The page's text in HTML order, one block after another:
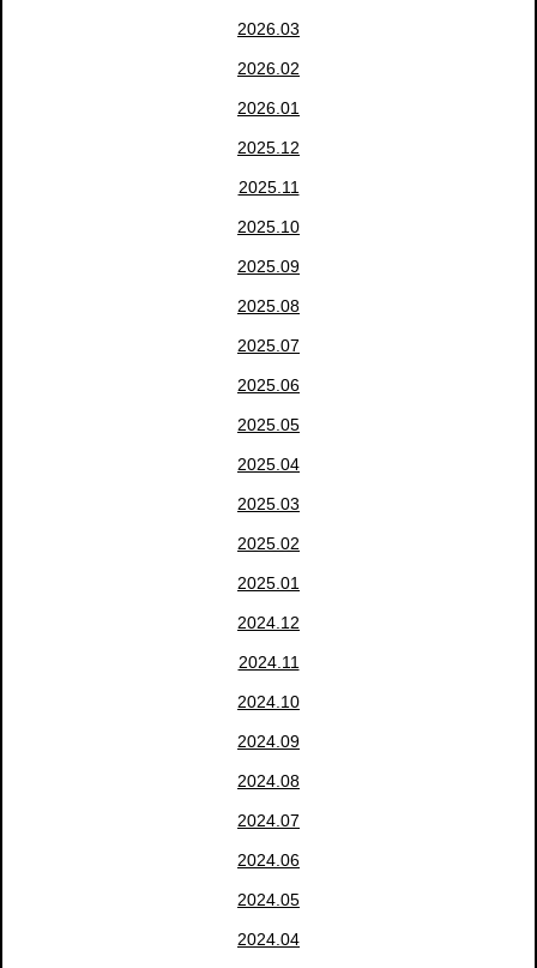
2026.03
2026.02
2026.01
2025.12
2025.11
2025.10
2025.09
2025.08
2025.07
2025.06
2025.05
2025.04
2025.03
2025.02
2025.01
2024.12
2024.11
2024.10
2024.09
2024.08
2024.07
2024.06
2024.05
2024.04